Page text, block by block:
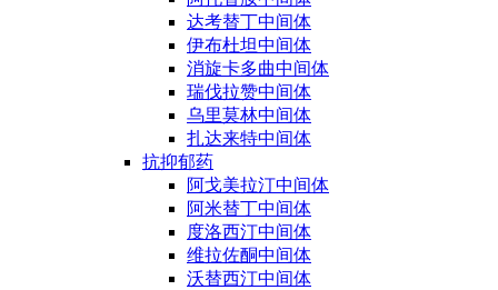
达考替丁中间体
伊布杜坦中间体
消旋卡多曲中间体
瑞伐拉赞中间体
乌里莫林中间体
扎达来特中间体
抗抑郁药
阿戈美拉汀中间体
阿米替丁中间体
度洛西汀中间体
维拉佐酮中间体
沃替西汀中间体